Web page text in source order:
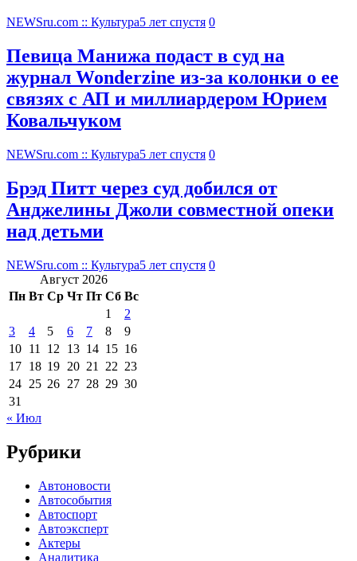
NEWSru.com :: Культура5 лет спустя 0
Певица Манижа подаст в суд на
журнал Wonderzine из-за колонки о ее
связях с АП и миллиардером Юрием
Ковальчуком
NEWSru.com :: Культура5 лет спустя 0
Брэд Питт через суд добился от
Анджелины Джоли совместной опеки
над детьми
NEWSru.com :: Культура5 лет спустя 0
Август 2026
Пн Вт Ср Чт Пт Сб Вс
1
2
3
4 5 6 7 8
9
10 11 12 13 14 15 16
17 18 19 20 21 22 23
24 25 26 27 28 29 30
31
« Июл
Рубрики
Автоновости
Автособытия
Автоспорт
Автоэксперт
Актеры
Аналитика